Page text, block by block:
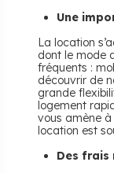
Une
La location
dont le mode
fréquents :
découvrir de
grande
logement
vous amène
location est
Des frais